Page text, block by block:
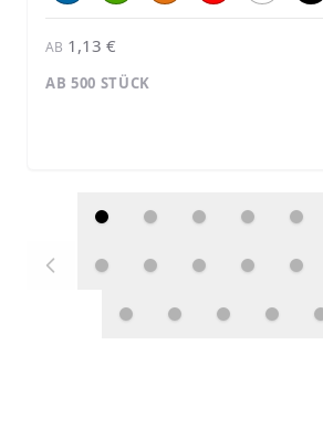
AB 1,13 €
AB 500 STÜCK